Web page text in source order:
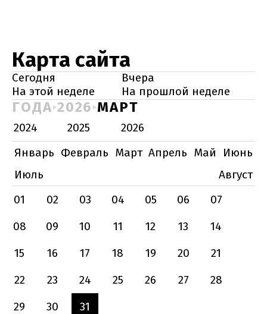
Карта сайта
Сегодня
Вчера
На этой неделе
На прошлой неделе
ГОДА 2026 МАРТ
2024 2025
2026
Январь Февраль Март Апрель Май
Июнь
Июль
Август
01
02 03 04 05 06
07
08
09 10 11 12 13
14
15
16 17 18 19 20
21
22
23 24 25 26 27
28
29
30 31